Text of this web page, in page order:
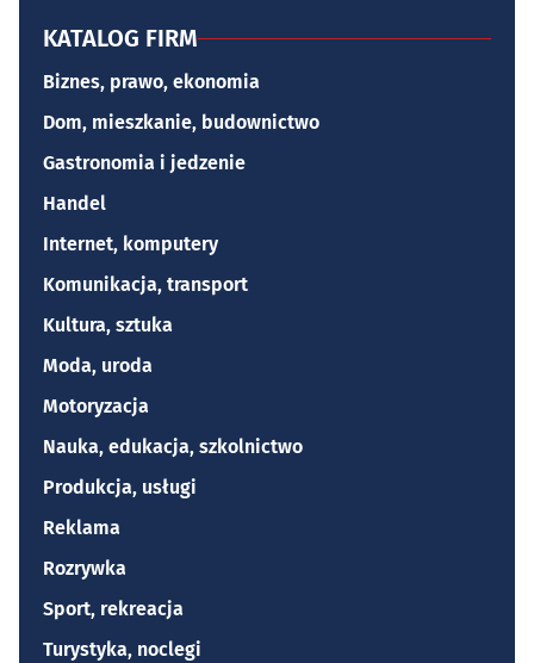
KATALOG FIRM
Biznes, prawo, ekonomia
Dom, mieszkanie, budownictwo
Gastronomia i jedzenie
Handel
Internet, komputery
Komunikacja, transport
Kultura, sztuka
Moda, uroda
Motoryzacja
Nauka, edukacja, szkolnictwo
Produkcja, usługi
Reklama
Rozrywka
Sport, rekreacja
Turystyka, noclegi